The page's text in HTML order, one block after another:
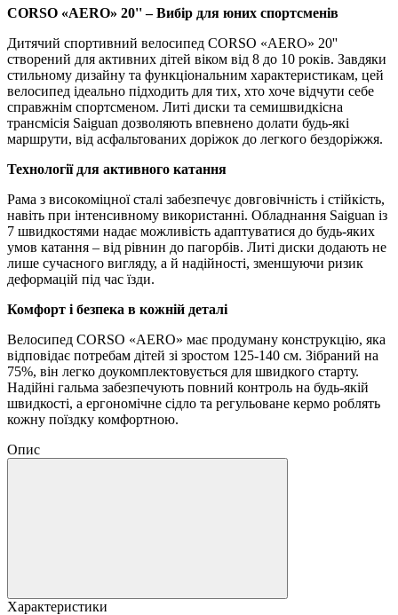
CORSO «AERO» 20'' – Вибір для юних спортсменів
Дитячий спортивний велосипед CORSO «AERO» 20''
створений для активних дітей віком від 8 до 10 років. Завдяки
стильному дизайну та функціональним характеристикам, цей
велосипед ідеально підходить для тих, хто хоче відчути себе
справжнім спортсменом. Литі диски та семишвидкісна
трансмісія Saiguan дозволяють впевнено долати будь-які
маршрути, від асфальтованих доріжок до легкого бездоріжжя.
Технології для активного катання
Рама з високоміцної сталі забезпечує довговічність і стійкість,
навіть при інтенсивному використанні. Обладнання Saiguan із
7 швидкостями надає можливість адаптуватися до будь-яких
умов катання – від рівнин до пагорбів. Литі диски додають не
лише сучасного вигляду, а й надійності, зменшуючи ризик
деформацій під час їзди.
Комфорт і безпека в кожній деталі
Велосипед CORSO «AERO» має продуману конструкцію, яка
відповідає потребам дітей зі зростом 125-140 см. Зібраний на
75%, він легко доукомплектовується для швидкого старту.
Надійні гальма забезпечують повний контроль на будь-якій
швидкості, а ергономічне сідло та регульоване кермо роблять
кожну поїздку комфортною.
Опис
Характеристики